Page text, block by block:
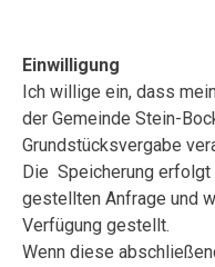
Einwilligung
Ich willige ein, dass
der Gemeinde Stein-
Grundstücksvergabe
Die Speicherung erfolgt
gestellten Anfrage und
Verfügung gestellt.
Wenn diese